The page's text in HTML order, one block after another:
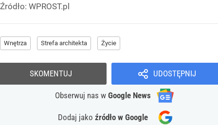
Źródło: WPROST.pl
Wnętrza Strefa architekta Życie
UDOSTĘPNIJ
Obserwuj nas w Google News
Dodaj jako źródło w Google
SKOMENTUJ